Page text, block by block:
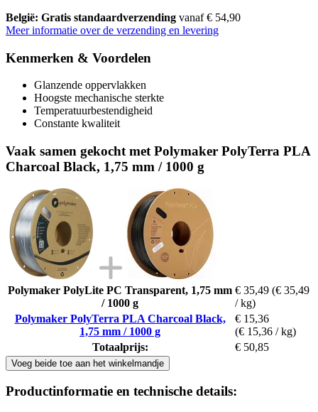
België: Gratis standaardverzending vanaf € 54,90
Meer informatie over de verzending en levering
Kenmerken & Voordelen
Glanzende oppervlakken
Hoogste mechanische sterkte
Temperatuurbestendigheid
Constante kwaliteit
Vaak samen gekocht met Polymaker PolyTerra PLA
Charcoal Black, 1,75 mm / 1000 g
Polymaker PolyLite PC Transparent, 1,75 mm
/ 1000 g
€ 35,49 (€ 35,49
/ kg)
Polymaker PolyTerra PLA Charcoal Black,
1,75 mm / 1000 g
€ 15,36
(€ 15,36 / kg)
Totaalprijs:
€ 50,85
Voeg beide toe aan het winkelmandje
Productinformatie en technische details: